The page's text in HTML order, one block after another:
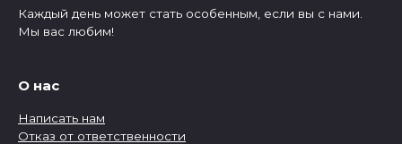
Каждый день может стать особенным, если вы с нами.
Мы вас любим!
О нас
Написать нам
Отказ от ответственности